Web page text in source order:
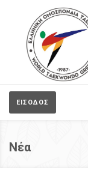
ΕΙΣΟΔΟΣ
Νέα